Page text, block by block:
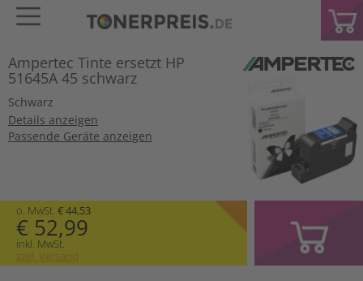
Ampertec Tinte ersetzt HP
51645A 45 schwarz
Schwarz
Details anzeigen
Passende Geräte anzeigen
o. MwSt. € 44,53
€ 52,99
inkl. MwSt.
zzgl. Versand